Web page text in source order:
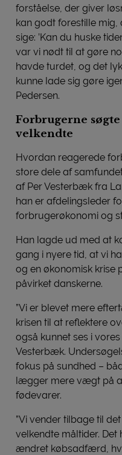
forståelse, der giver
kan godt forestille mig,
sige: ’Kan du huske
var vi nødt til at gøre
havde turdet, og det
kunne lade sig gøre
Pedersen.
Forbrugerne
velkendte
Hvordan reagerede
store dele af
af Per Vesterbæk fra
han er afdelingsleder
forbrugerøkonomi og
Han lagde ud med at
gang i nyere tid, at vi
og en økonomisk krise
påvirket danskerne.
”Vi er blevet mere
krisen til at reflektere
også kunnet ses i
Vesterbæk.
fokus på sundhed –
lægger mere vægt på
fødevarer.
”Vi vender tilbage til
velkendte måltider. Det
ændret købsadfærd,